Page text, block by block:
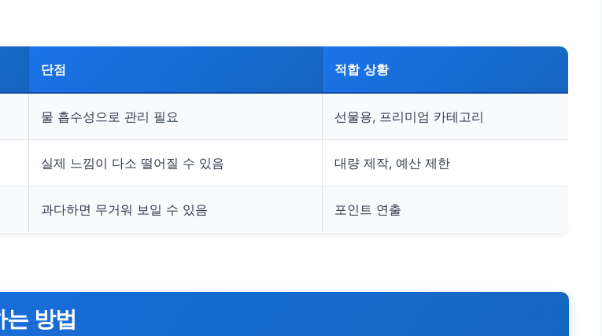
단점 적합 상황
물 흡수성으로 관리 필요 선물용, 프리미엄 카테고리
실제 느낌이 다소 떨어질 수 있음 대량 제작, 예산 제한
과다하면 무거워 보일 수 있음 포인트 연출
방법